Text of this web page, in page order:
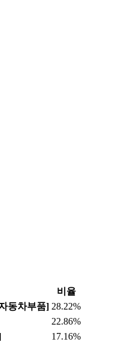
비율
동차부품] 28.22%
22.86%
17.16%